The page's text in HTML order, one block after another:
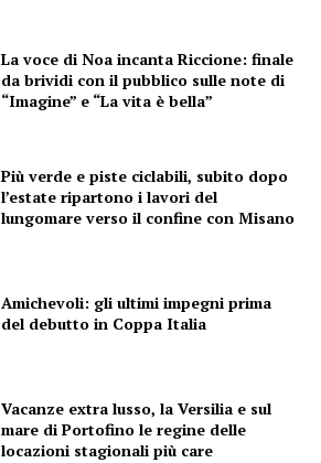
La voce di Noa incanta Riccione: finale
da brividi con il pubblico sulle note di
“Imagine” e “La vita è bella”
Più verde e piste ciclabili, subito dopo
l’estate ripartono i lavori del
lungomare verso il confine con Misano
Amichevoli: gli ultimi impegni prima
del debutto in Coppa Italia
Vacanze extra lusso, la Versilia e sul
mare di Portofino le regine delle
locazioni stagionali più care